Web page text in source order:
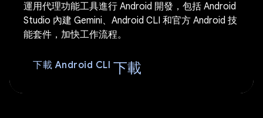
運用代理功能工具進行 Android 開發，包括 Android
Studio 內建 Gemini、Android CLI 和官方 Android 技
能套件，加快工作流程。
下載 Android CLI 下載